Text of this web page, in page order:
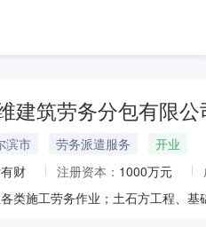
建筑劳务分包有限公
滨市 劳务派遣服务
开业
财 注册资本： 1000万元